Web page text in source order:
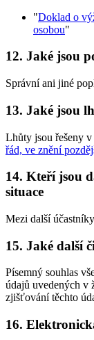
"Doklad o
osobou"
12. Jaké jsou
Správní ani jiné
13. Jaké jsou
Lhůty jsou řešeny v
řád, ve znění
14. Kteří jsou
situace
Mezi další
15. Jaké další
Písemný souhlas
údajů uvedených v
zjišťování těchto
16.